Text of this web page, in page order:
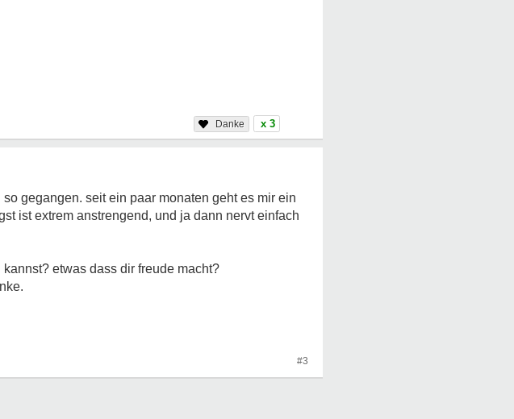
x 3
gegangen. seit ein paar monaten geht es mir ein
ist extrem anstrengend, und ja dann nervt einfach
etwas dass dir freude macht?
#3